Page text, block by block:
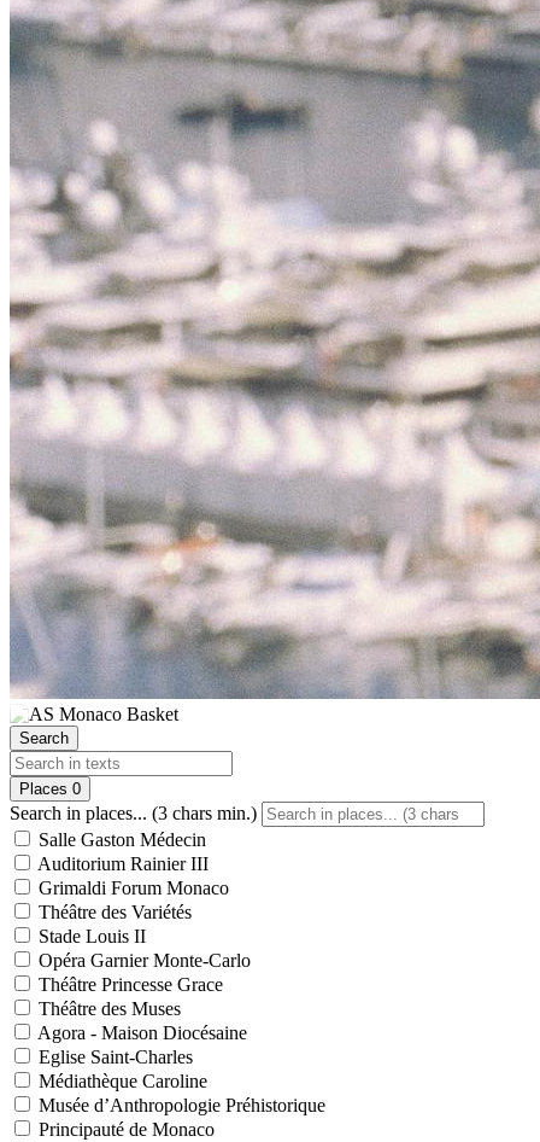
Search
Places 0
Search in places... (3 chars min.)
Salle Gaston Médecin
Auditorium Rainier III
Grimaldi Forum Monaco
Théâtre des Variétés
Stade Louis II
Opéra Garnier Monte-Carlo
Théâtre Princesse Grace
Théâtre des Muses
Agora - Maison Diocésaine
Eglise Saint-Charles
Médiathèque Caroline
Musée d’Anthropologie Préhistorique
Principauté de Monaco